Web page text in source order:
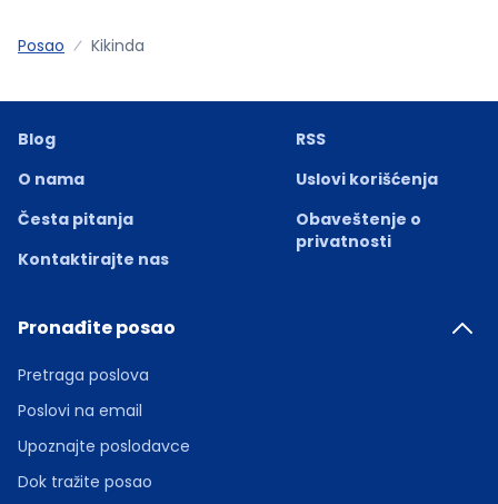
Posao Kikinda
Blog
O nama
Česta pitanja
Kontaktirajte nas
RSS
Uslovi korišćenja
Obaveštenje o
privatnosti
Pronađite posao
Pretraga poslova
Poslovi na email
Upoznajte poslodavce
Dok tražite posao